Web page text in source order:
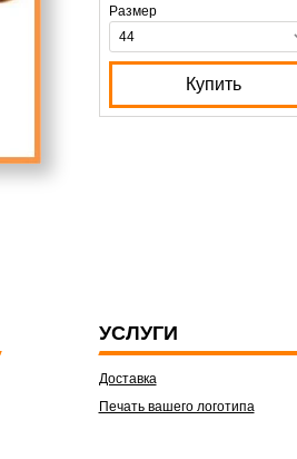
Размер
Купить
УСЛУГИ
Доставка
Печать вашего логотипа